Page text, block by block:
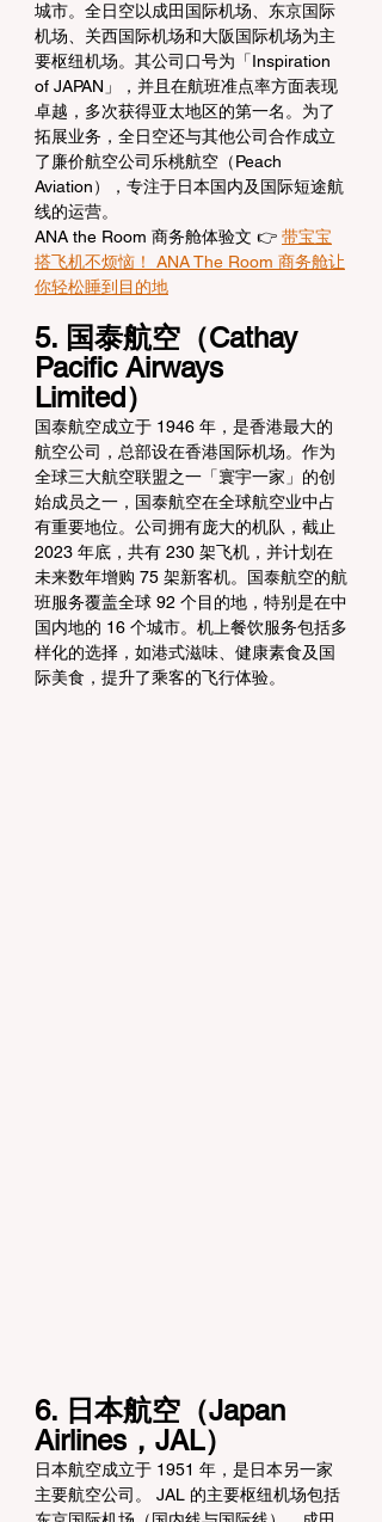
城市。全日空以成田国际机场、东京国际
机场、关西国际机场和大阪国际机场为主
要枢纽机场。其公司口号为「Inspiration
of JAPAN」，并且在航班准点率方面表现
卓越，多次获得亚太地区的第一名。为了
拓展业务，全日空还与其他公司合作成立
了廉价航空公司乐桃航空（Peach
Aviation），专注于日本国内及国际短途航
线的运营。
ANA the Room 商务舱体验文 👉 带宝宝
搭飞机不烦恼！ ANA The Room 商务舱让
你轻松睡到目的地
5. 国泰航空（Cathay
Pacific Airways
Limited）
国泰航空成立于 1946 年，是香港最大的
航空公司，总部设在香港国际机场。作为
全球三大航空联盟之一「寰宇一家」的创
始成员之一，国泰航空在全球航空业中占
有重要地位。公司拥有庞大的机队，截止
2023 年底，共有 230 架飞机，并计划在
未来数年增购 75 架新客机。国泰航空的航
班服务覆盖全球 92 个目的地，特别是在中
国内地的 16 个城市。机上餐饮服务包括多
样化的选择，如港式滋味、健康素食及国
际美食，提升了乘客的飞行体验。
6. 日本航空（Japan
Airlines，JAL）
日本航空成立于 1951 年，是日本另一家
主要航空公司。 JAL 的主要枢纽机场包括